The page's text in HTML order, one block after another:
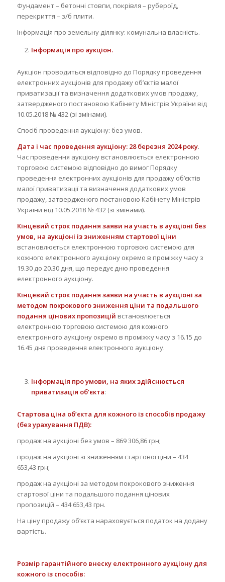
Фундамент – бетонні стовпи, покрівля – рубероїд,
перекриття – з/б плити.
Інформація про земельну ділянку: комунальна власність.
Інформація про аукціон.
Аукціон проводиться відповідно до Порядку проведення
електронних аукціонів для продажу об’єктів малої
приватизації та визначення додаткових умов продажу,
затвердженого постановою Кабінету Міністрів України від
10.05.2018 № 432 (зі змінами).
Спосіб проведення аукціону: без умов.
Дата і час проведення аукціону: 28 березня 2024 року.
Час проведення аукціону встановлюється електронною
торговою системою відповідно до вимог Порядку
проведення електронних аукціонів для продажу об’єктів
малої приватизації та визначення додаткових умов
продажу, затвердженого постановою Кабінету Міністрів
України від 10.05.2018 № 432 (зі змінами).
Кінцевий строк подання заяви на участь в аукціоні без
умов, на аукціоні із зниженням стартової ціни
встановлюється електронною торговою системою для
кожного електронного аукціону окремо в проміжку часу з
19.30 до 20.30 дня, що передує дню проведення
електронного аукціону.
Кінцевий строк подання заяви на участь в аукціоні за
методом покрокового зниження ціни та подальшого
подання цінових пропозицій встановлюється
електронною торговою системою для кожного
електронного аукціону окремо в проміжку часу з 16.15 до
16.45 дня проведення електронного аукціону.
Інформація про умови, на яких здійснюється
приватизація об’єкта:
Стартова ціна об’єкта для кожного із способів продажу
(без урахування ПДВ):
продаж на аукціоні без умов – 869 306,86 грн;
продаж на аукціоні зі зниженням стартової ціни – 434
653,43 грн;
продаж на аукціоні за методом покрокового зниження
стартової ціни та подальшого подання цінових
пропозицій – 434 653,43 грн.
На ціну продажу об’єкта нараховується податок на додану
вартість.
Розмір гарантійного внеску електронного аукціону для
кожного із способів: